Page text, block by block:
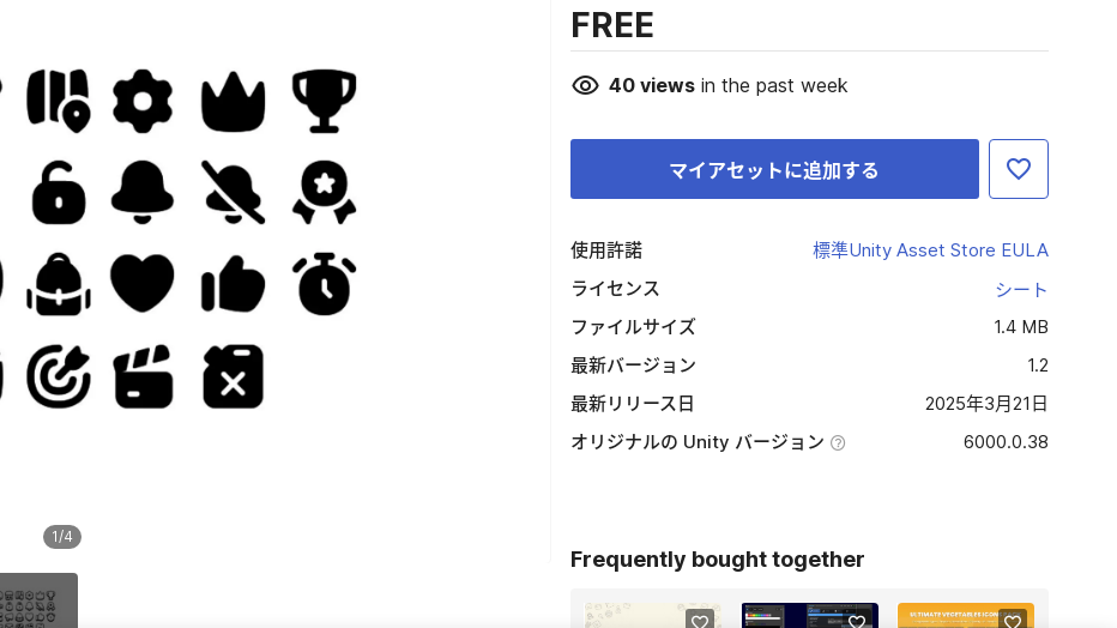
1/4
FREE
40viewsin the past week
マイアセットに追加する
使用許諾
標準Unity Asset Store EULA
ライセンス
シート
ファイルサイズ
1.4 MB
最新バージョン
1.2
最新リリース日
2025年3月21日
オリジナルの Unity バージョン
6000.0.38
Frequently bought together